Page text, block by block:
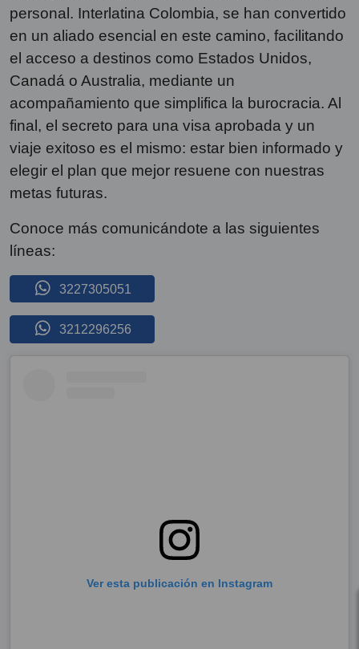
personal. Interlatina Colombia, se han convertido
en un aliado esencial en este camino, facilitando
el acceso a destinos como Estados Unidos,
Canadá o Australia, mediante un
acompañamiento que simplifica la burocracia. Al
final, el secreto para una visa aprobada y un
viaje exitoso es el mismo: estar bien informado y
elegir el plan que mejor resuene con nuestras
metas futuras.
Conoce más comunicándote a las siguientes
líneas:
3227305051
3212296256
Ver esta publicación en Instagram